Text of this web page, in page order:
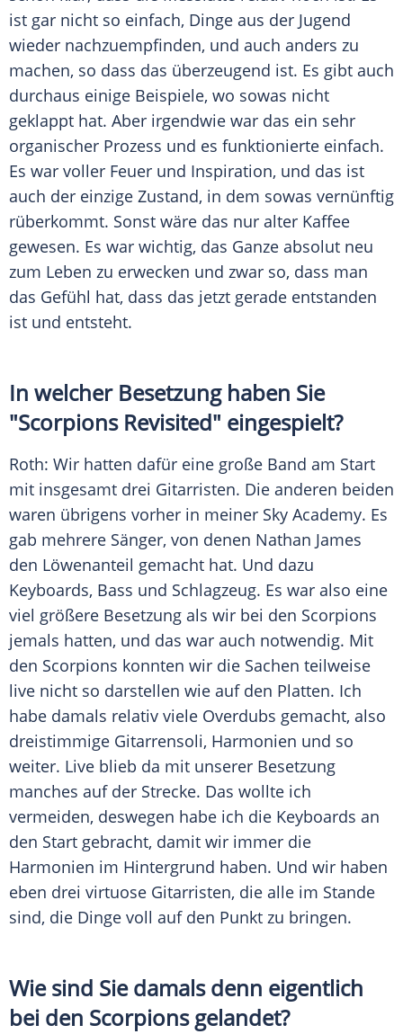
ist gar nicht so einfach, Dinge aus der Jugend
wieder nachzuempfinden, und auch anders zu
machen, so dass das überzeugend ist. Es gibt auch
durchaus einige Beispiele, wo sowas nicht
geklappt hat. Aber irgendwie war das ein sehr
organischer Prozess und es funktionierte einfach.
Es war voller Feuer und Inspiration, und das ist
auch der einzige Zustand, in dem sowas vernünftig
rüberkommt. Sonst wäre das nur alter Kaffee
gewesen. Es war wichtig, das Ganze absolut neu
zum Leben zu erwecken und zwar so, dass man
das Gefühl hat, dass das jetzt gerade entstanden
ist und entsteht.
In welcher Besetzunghaben Sie
"Scorpions Revisited" eingespielt?
Roth: Wir hatten dafür eine große Band am Start
mit insgesamt drei Gitarristen. Die anderen beiden
waren übrigens vorher in meiner Sky Academy. Es
gab mehrere Sänger, von denen Nathan James
den Löwenanteil gemacht hat. Und dazu
Keyboards, Bass und Schlagzeug. Es war also eine
viel größere Besetzung als wir bei den Scorpions
jemals hatten, und das war auch notwendig. Mit
den Scorpions konnten wir die Sachen teilweise
live nicht so darstellen wie auf den Platten. Ich
habe damals relativ viele Overdubs gemacht, also
dreistimmige Gitarrensoli, Harmonien und so
weiter. Live blieb da mit unserer Besetzung
manches auf der Strecke. Das wollte ich
vermeiden, deswegen habe ich die Keyboards an
den Start gebracht, damit wir immer die
Harmonien im Hintergrund haben. Und wir haben
eben drei virtuose Gitarristen, die alle im Stande
sind, die Dinge voll auf den Punkt zu bringen.
Wie sind Sie damals denn eigentlich
bei den Scorpionsgelandet?